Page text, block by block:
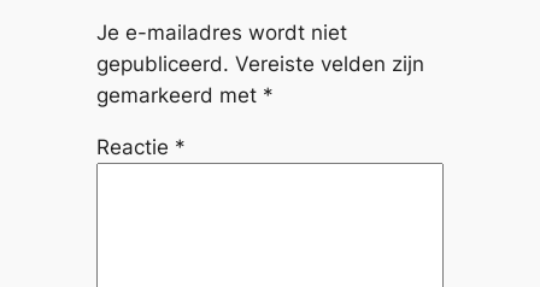
Je e-mailadres wordt niet
gepubliceerd. Vereiste velden zijn
gemarkeerd met *
Reactie *